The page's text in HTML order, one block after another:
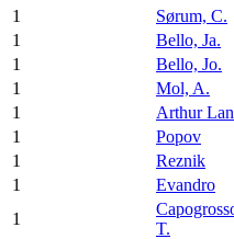
1
Sørum, C.
1
Bello, Ja.
1
Bello, Jo.
1
Mol, A.
1
Arthur
1
Popov
1
Reznik
1
Evandro
1
T.